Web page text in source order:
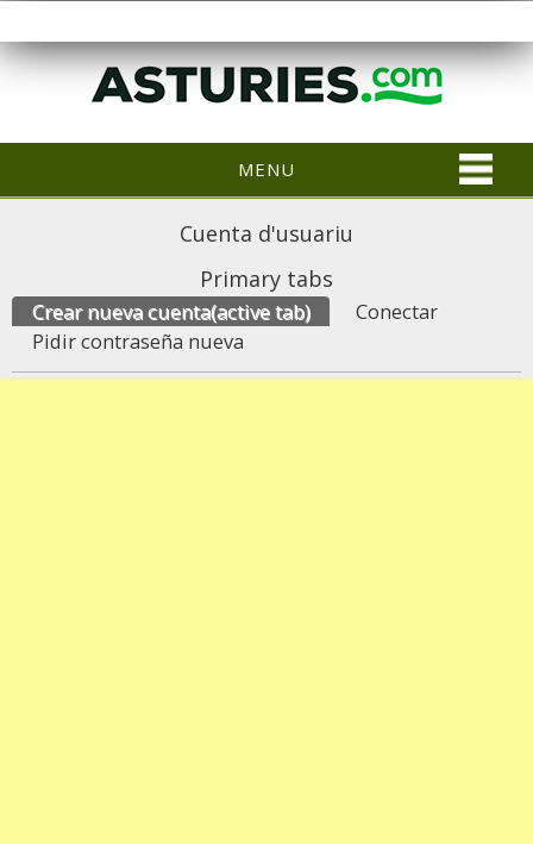
MENU
Cuenta d'usuariu
Primary tabs
Crear nueva cuenta(active tab)
Conectar
Pidir contraseña nueva